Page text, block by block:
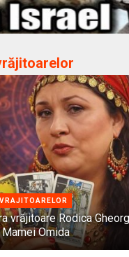
vrăjitoare Rodica
Omida